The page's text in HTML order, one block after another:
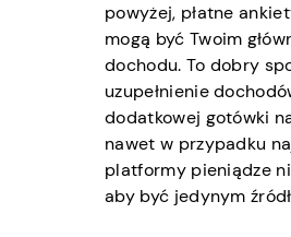
powyżej, płatne
mogą być Twoim
dochodu. To dobry
uzupełnienie
dodatkowej gotówki
nawet w przypadku
platformy pieniądze
aby być jedynym